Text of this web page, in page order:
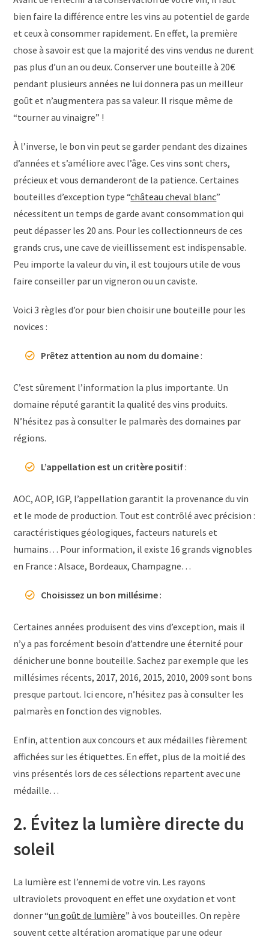
bien faire la différence entre les vins au potentiel de garde
et ceux à consommer rapidement. En effet, la première
chose à savoir est que la majorité des vins vendus ne durent
pas plus d’un an ou deux. Conserver une bouteille à 20€
pendant plusieurs années ne lui donnera pas un meilleur
goût et n’augmentera pas sa valeur. Il risque même de
“tourner au vinaigre” !
À l’inverse, le bon vin peut se garder pendant des dizaines
d’années et s’améliore avec l’âge. Ces vins sont chers,
précieux et vous demanderont de la patience. Certaines
bouteilles d’exception type “château cheval blanc”
nécessitent un temps de garde avant consommation qui
peut dépasser les 20 ans. Pour les collectionneurs de ces
grands crus, une cave de vieillissement est indispensable.
Peu importe la valeur du vin, il est toujours utile de vous
faire conseiller par un vigneron ou un caviste.
Voici 3 règles d’or pour bien choisir une bouteille pour les
novices :
Prêtez attention au nom du domaine:
C’est sûrement l’information la plus importante. Un
domaine réputé garantit la qualité des vins produits.
N’hésitez pas à consulter le palmarès des domaines par
régions.
L’appellation est un critère positif:
AOC, AOP, IGP, l’appellation garantit la provenance du vin
et le mode de production. Tout est contrôlé avec précision :
caractéristiques géologiques, facteurs naturels et
humains… Pour information, il existe 16 grands vignobles
en France : Alsace, Bordeaux, Champagne…
Choisissez un bon millésime:
Certaines années produisent des vins d’exception, mais il
n’y a pas forcément besoin d’attendre une éternité pour
dénicher une bonne bouteille. Sachez par exemple que les
millésimes récents, 2017, 2016, 2015, 2010, 2009 sont bons
presque partout. Ici encore, n’hésitez pas à consulter les
palmarès en fonction des vignobles.
Enfin, attention aux concours et aux médailles fièrement
affichées sur les étiquettes. En effet, plus de la moitié des
vins présentés lors de ces sélections repartent avec une
médaille…
2. Évitez la lumière directe du
soleil
La lumière est l’ennemi de votre vin. Les rayons
ultraviolets provoquent en effet une oxydation et vont
donner “un goût de lumière” à vos bouteilles. On repère
souvent cette altération aromatique par une odeur